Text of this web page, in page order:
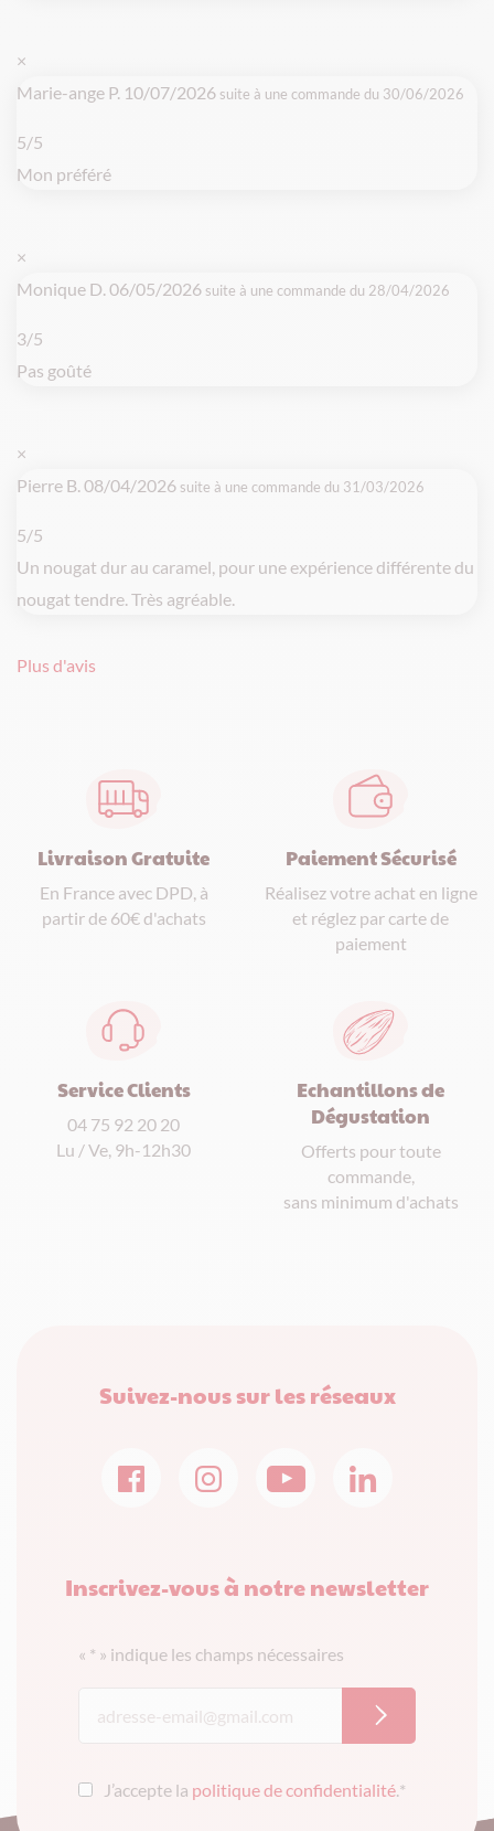
×
Marie-ange P. 10/07/2026 suite à une commande du 30/06/2026
5/5
Mon préféré
×
Monique D.06/05/2026 suite à une commande du 28/04/2026
3/5
Pas goûté
×
Pierre B.08/04/2026 suite à une commande du 31/03/2026
5/5
Un nougat dur au caramel, pour une expérience différente du
nougat tendre. Très agréable.
Plus d'avis
Livraison Gratuite
En France avec DPD, à
partir de 60€ d'achats
Paiement Sécurisé
Réalisez votre achat en ligne
et réglez par carte de
paiement
Service Clients
04 75 92 20 20
Lu / Ve, 9h-12h30
Echantillons de
Dégustation
Offerts pour toute
commande,
sans minimum d'achats
Suivez-nous sur les réseaux
Inscrivez-vous à notre newsletter
« * » indique les champs nécessaires
J’accepte la politique de confidentialité.*